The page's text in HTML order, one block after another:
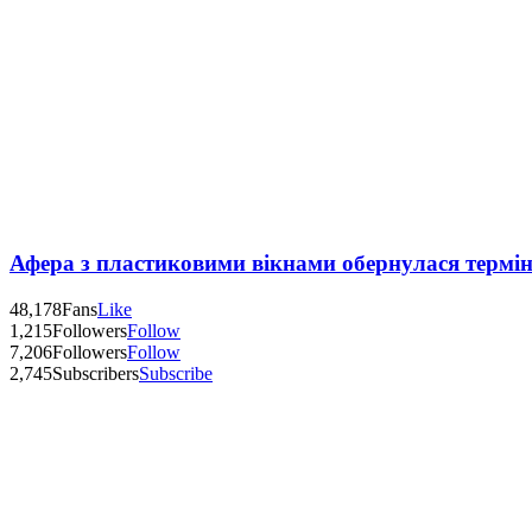
Афера з пластиковими вікнами обернулася
48,178FansLike
1,215FollowersFollow
7,206FollowersFollow
2,745SubscribersSubscribe